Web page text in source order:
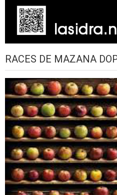
RACES DE MAZANA